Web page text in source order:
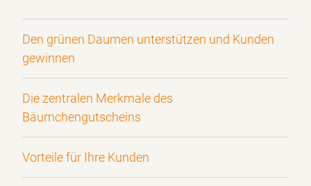
Den grünen Daumen unterstützen und Kunden
gewinnen
Die zentralen Merkmale des
Bäumchengutscheins
Vorteile für Ihre Kunden